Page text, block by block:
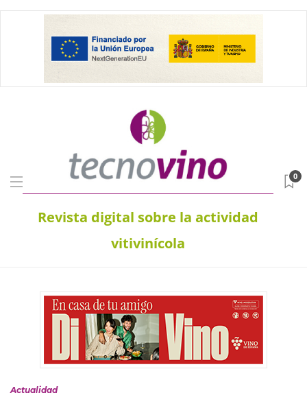
Revista digital sobre la actividad
vitivinícola
0
Actualidad